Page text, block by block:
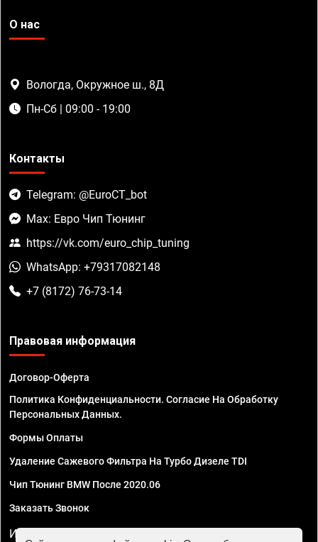
О нас
Вологда, Окружное ш., 8Д
Пн-Сб | 09:00 - 19:00
Контакты
Telegram: @EuroCT_bot
Max: Евро Чип Тюнинг
https://vk.com/euro_chip_tuning
WhatsApp: +79317082148
+7 (8172) 76-73-14
Правовая информация
Договор-Оферта
Политика Конфиденциальности. Согласие На Обработку
Персональных Данных.
Формы Оплаты
Удаление Сажевого Фильтра На Турбо Дизеле TDI
Чип Тюнинг BMW После 2020.06
Заказать Звонок
ИП Смирнов Георгий Павлович. ИНН 781302555843,